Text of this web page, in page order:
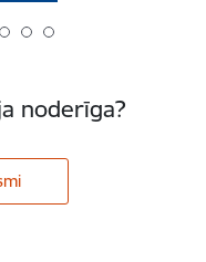
noderīga?